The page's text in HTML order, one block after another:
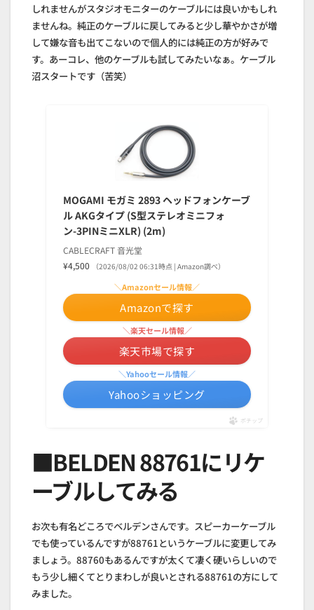
しれませんがスタジオモニターのケーブルには良いかもしれ
ませんね。純正のケーブルに戻してみると少し華やかさが増
して嫌な音も出てこないので個人的には純正の方が好みで
す。あーコレ、他のケーブルも試してみたいなぁ。ケーブル
沼スタートです（苦笑）
MOGAMI モガミ 2893 ヘッドフォンケーブ
ル AKGタイプ (S型ステレオミニフォ
ン-3PINミニXLR) (2m)
CABLECRAFT 音光堂
¥4,500
（2026/08/02 06:31時点 | Amazon調べ）
＼Amazonセール情報／
Amazonで探す
＼楽天セール情報／
楽天市場で探す
＼Yahooセール情報／
Yahooショッピング
ポチップ
■BELDEN 88761にリケ
ーブルしてみる
お次も有名どころでベルデンさんです。スピーカーケーブル
でも使っているんですが88761というケーブルに変更してみ
ましょう。88760もあるんですが太くて凄く硬いらしいので
もう少し細くてとりまわしが良いとされる88761の方にして
みました。